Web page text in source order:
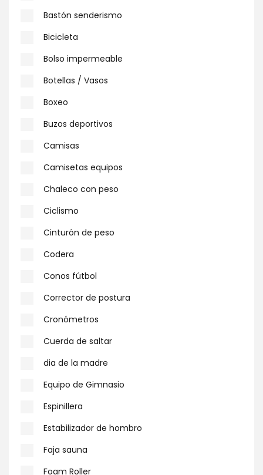
Bastón senderismo
Bicicleta
Bolso impermeable
Botellas / Vasos
Boxeo
Buzos deportivos
Camisas
Camisetas equipos
Chaleco con peso
Ciclismo
Cinturón de peso
Codera
Conos fútbol
Corrector de postura
Cronómetros
Cuerda de saltar
dia de la madre
Equipo de Gimnasio
Espinillera
Estabilizador de hombro
Faja sauna
Foam Roller